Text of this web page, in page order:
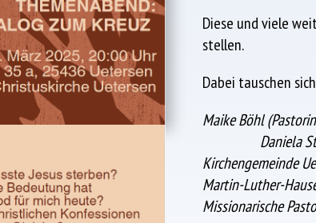
Diese und viele
stellen.
Dabei tauschen
Maike Böhl
Daniela
Kirchengemeinde
Martin-
Missionarische